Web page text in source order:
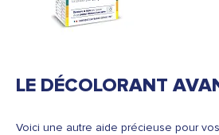
LE DÉCOLORANT
Voici une autre aide précieuse pour